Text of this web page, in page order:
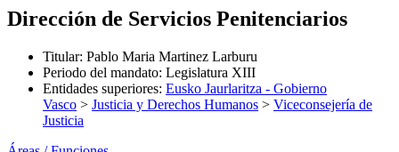
Dirección de Servicios Penitenciarios
Titular: Pablo Maria Martinez Larburu
Periodo del mandato: Legislatura XIII
Entidades superiores: Eusko Jaurlaritza - Gobierno
Vasco > Justicia y Derechos Humanos > Viceconsejería de
Justicia